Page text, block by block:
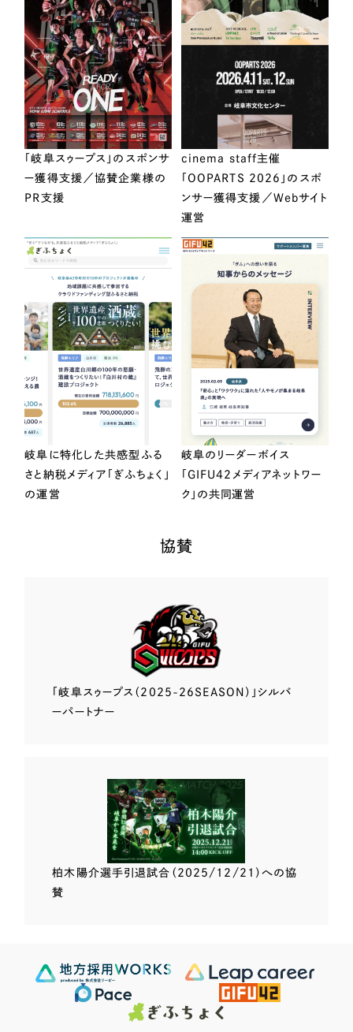
「岐阜スゥープス」のスポンサ
ー獲得支援／協賛企業様の
PR支援
cinema staff主催
「OOPARTS 2026」のスポ
ンサー獲得支援／Webサイト
運営
岐阜に特化した共感型ふる
さと納税メディア「ぎふちょく」
の運営
岐阜のリーダーボイス
「GIFU42メディアネットワー
ク」の共同運営
協賛
「岐阜スゥープス （2025-26SEASON）」 シルバ
ーパートナー
柏木陽介選手引退試合（2025/12/21）への協
賛